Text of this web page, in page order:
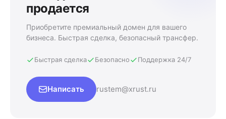
продается
Приобретите премиальный домен для вашего
бизнеса. Быстрая сделка, безопасный трансфер.
Быстрая сделка Безопасно Поддержка 24/7
Написать rustem@xrust.ru